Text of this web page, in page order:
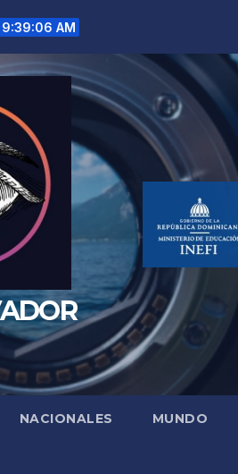
9:39:07 AM
NACIONALES MUNDO